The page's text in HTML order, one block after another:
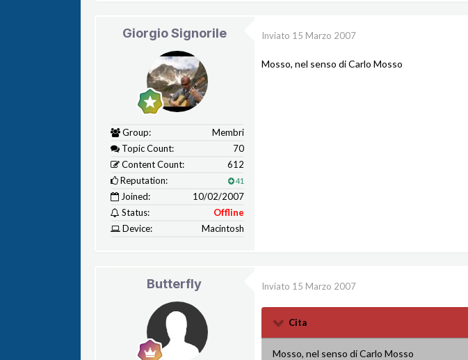
Giorgio Signorile
Group:
Membri
Topic Count:
70
Content Count:
612
Reputation:
41
Joined:
10/02/2007
Status:
Offline
Device:
Macintosh
Inviato 15 Marzo 2007
Mosso, nel senso di Carlo Mosso
Butterfly Inviato 15 Marzo 2007
Cita
Mosso, nel senso di Carlo Mosso